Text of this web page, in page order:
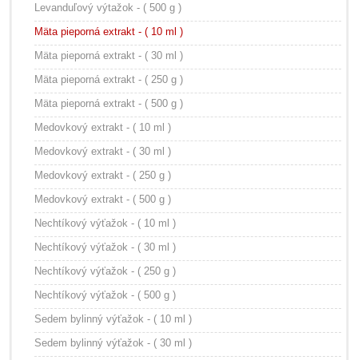
Levanduľový výtažok - ( 500 g )
Mäta pieporná extrakt - ( 10 ml )
Mäta pieporná extrakt - ( 30 ml )
Mäta pieporná extrakt - ( 250 g )
Mäta pieporná extrakt - ( 500 g )
Medovkový extrakt - ( 10 ml )
Medovkový extrakt - ( 30 ml )
Medovkový extrakt - ( 250 g )
Medovkový extrakt - ( 500 g )
Nechtíkový výťažok - ( 10 ml )
Nechtíkový výťažok - ( 30 ml )
Nechtíkový výťažok - ( 250 g )
Nechtíkový výťažok - ( 500 g )
Sedem bylinný výťažok - ( 10 ml )
Sedem bylinný výťažok - ( 30 ml )